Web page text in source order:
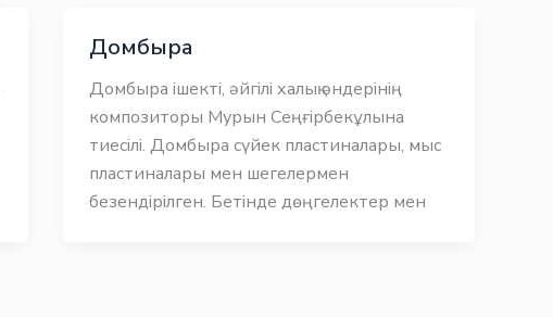
Домбыра
Домбыра ішекті, әйгілі халық әндерінің
композиторы Мурын Сеңғірбекұлына
тиесілі. Домбыра сүйек пластиналары, мыс
пластиналары мен шегелермен
безендірілген. Бетінде дөңгелектер мен